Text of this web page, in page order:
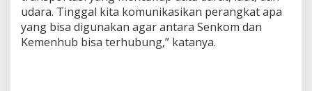
udara. Tinggal kita komunikasikan perangkat apa
yang bisa digunakan agar antara Senkom dan
Kemenhub bisa terhubung,” katanya.